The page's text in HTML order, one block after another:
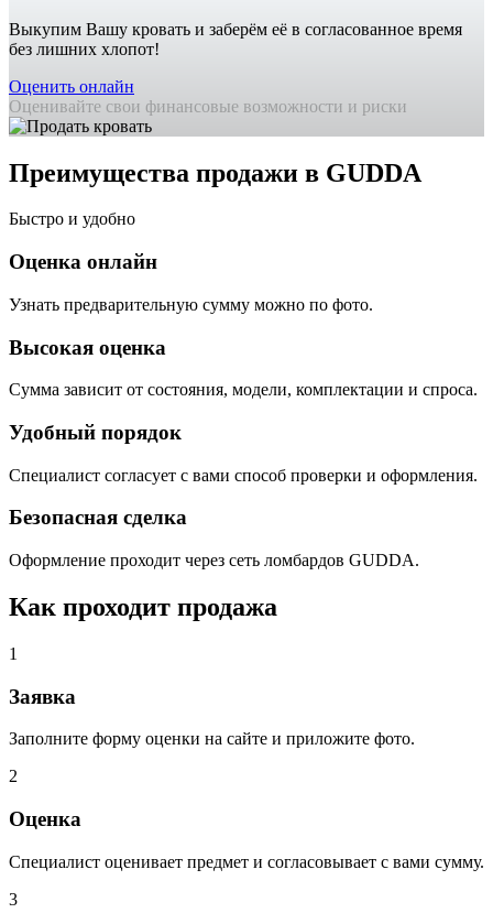
Выкупим Вашу кровать и заберём её в согласованное время
без лишних хлопот!
Оценить онлайн
Оценивайте свои финансовые возможности и риски
Преимущества продажи в GUDDA
Быстро и удобно
Оценка онлайн
Узнать предварительную сумму можно по фото.
Высокая оценка
Сумма зависит от состояния, модели, комплектации и спроса.
Удобный порядок
Специалист согласует с вами способ проверки и оформления.
Безопасная сделка
Оформление проходит через сеть ломбардов GUDDA.
Как проходит продажа
1
Заявка
Заполните форму оценки на сайте и приложите фото.
2
Оценка
Специалист оценивает предмет и согласовывает с вами сумму.
3